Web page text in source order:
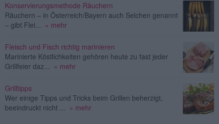
Konservierungsmethode Räuchern
Räuchern – in Österreich/Bayern auch Selchen genannt
– gibt Flei... » mehr
Fleisch und Fisch richtig marinieren
Marinierte Köstlichkeiten gehören heute zu fast jeder
Grillfeier daz... » mehr
Grilltipps
Wer einige Tipps und Tricks beim Grillen beherzigt,
beeindruckt nicht ... » mehr